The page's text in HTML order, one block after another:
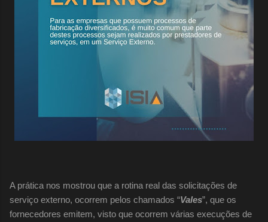
A prática nos mostrou que a rotina real das solicitações de
serviço externo, ocorrem pelos chamados “Vales”, que os
fornecedores emitem, visto que ocorrem várias execuções de